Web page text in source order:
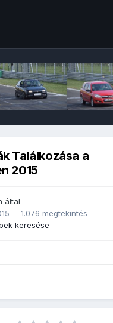
Találkozása a
2015
által
1.076 megtekintés
keresése